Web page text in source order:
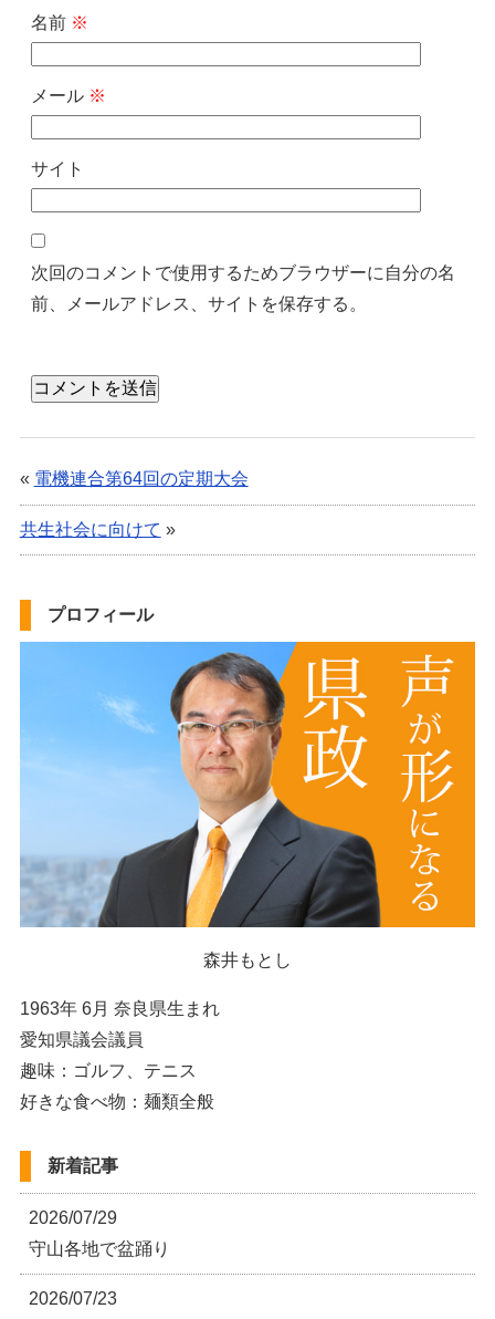
名前 ※
メール ※
サイト
次回のコメントで使用するためブラウザーに自分の名
前、メールアドレス、サイトを保存する。
« 電機連合第64回の定期大会
共生社会に向けて »
プロフィール
森井もとし
1963年 6月 奈良県生まれ
愛知県議会議員
趣味：ゴルフ、テニス
好きな食べ物：麺類全般
新着記事
2026/07/29
守山各地で盆踊り
2026/07/23